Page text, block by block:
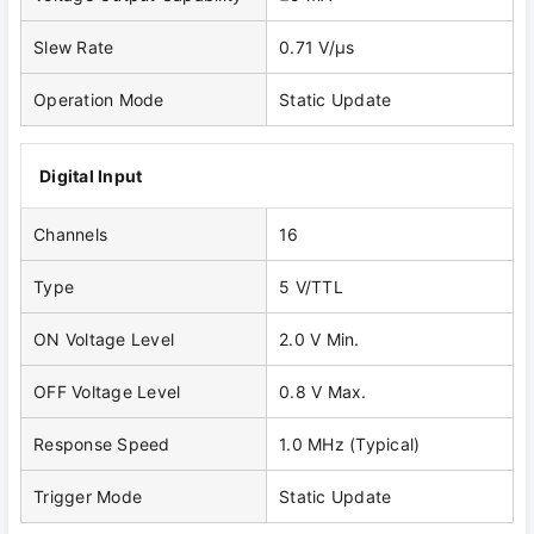
Slew Rate 0.71 V/μs
Operation Mode Static Update
Digital Input
Channels 16
Type 5 V/TTL
ON Voltage Level 2.0 V Min.
OFF Voltage Level 0.8 V Max.
Response Speed 1.0 MHz (Typical)
Trigger Mode Static Update